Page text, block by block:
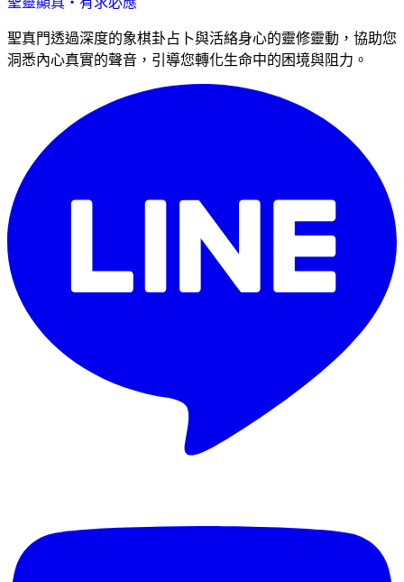
聖真門透過深度的象棋卦占卜與活絡身心的靈修靈動，協助您
洞悉內心真實的聲音，引導您轉化生命中的困境與阻力。